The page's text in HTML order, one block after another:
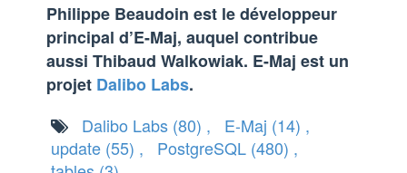
Philippe Beaudoin est le développeur
principal d’E-Maj, auquel contribue
aussi Thibaud Walkowiak. E-Maj est un
projet Dalibo Labs.
Dalibo Labs (80) , E-Maj (14) ,
update (55) , PostgreSQL (480) ,